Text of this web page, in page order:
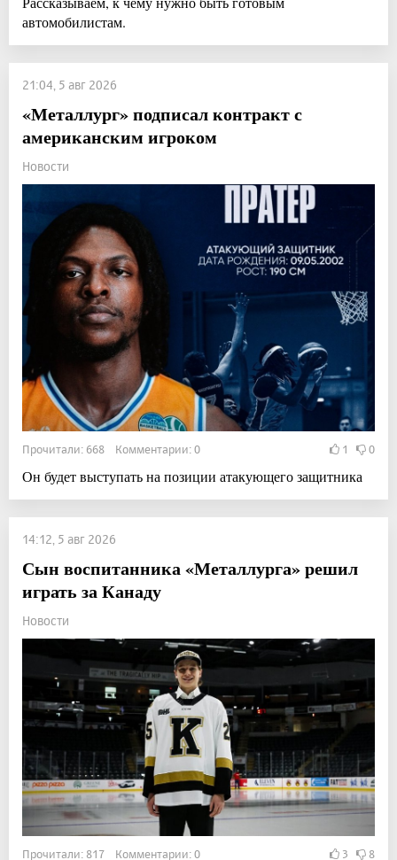
автомобилистам.
21:04, 5 авг 2026
«Металлург» подписал контракт с
американским игроком
Новости
Прочитали: 668 Комментарии: 0 1 0
Он будет выступать на позиции атакующего защитника
14:12, 5 авг 2026
Сын воспитанника «Металлурга» решил
играть за Канаду
Новости
Прочитали: 817 Комментарии: 0 3 8